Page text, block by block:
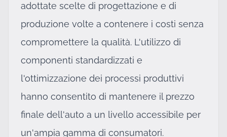
adottate scelte di progettazione e di
produzione volte a contenere i costi senza
compromettere la qualità. L'utilizzo di
componenti standardizzati e
l'ottimizzazione dei processi produttivi
hanno consentito di mantenere il prezzo
finale dell'auto a un livello accessibile per
un'ampia gamma di consumatori.